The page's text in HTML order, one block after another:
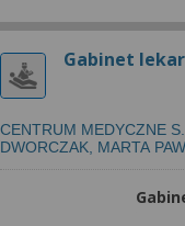
Gabinet
CENTRUM MEDYCZNE
DWORCZAK, MARTA